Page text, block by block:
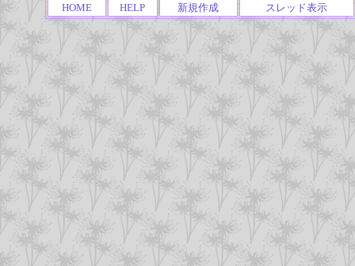
HOME HELP 新規作成 スレッド表示